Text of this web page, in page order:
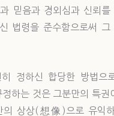
믿음과 경외심과 신뢰를
법령을 준수함으로써 그
정하신 합당한 방법으
하는 것은 그분만의 특권
의 상상(想像)으로 유익